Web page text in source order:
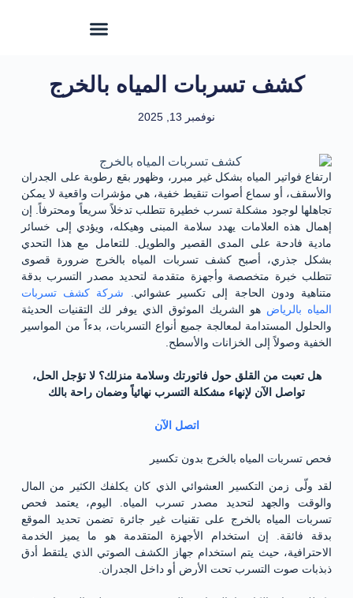
كشف تسربات المياه بالخرج
نوفمبر 13, 2025
ارتفاع فواتير المياه بشكل غير مبرر، وظهور بقع رطوبة على الجدران
والأسقف، أو سماع أصوات تنقيط خفية، هي مؤشرات واقعية لا يمكن
تجاهلها لوجود مشكلة تسرب خطيرة تتطلب تدخلاً سريعاً ومحترفاً. إن
إهمال هذه العلامات يهدد سلامة المبنى وهيكله، ويؤدي إلى خسائر
مادية فادحة على المدى القصير والطويل. للتعامل مع هذا التحدي
بشكل جذري، أصبح كشف تسربات المياه بالخرج ضرورة قصوى
تتطلب خبرة متخصصة وأجهزة متقدمة لتحديد مصدر التسرب بدقة
متناهية ودون الحاجة إلى تكسير عشوائي. شركة كشف تسربات
المياه بالرياض هو الشريك الموثوق الذي يوفر لك التقنيات الحديثة
والحلول المستدامة لمعالجة جميع أنواع التسربات، بدءاً من المواسير
الخفية وصولاً إلى الخزانات والأسطح.
هل تعبت من القلق حول فاتورتك وسلامة منزلك؟ لا تؤجل الحل،
تواصل الآن لإنهاء مشكلة التسرب نهائياً وضمان راحة بالك
اتصل الآن
فحص تسربات المياه بالخرج بدون تكسير
لقد ولّى زمن التكسير العشوائي الذي كان يكلفك الكثير من المال
والوقت والجهد لتحديد مصدر تسرب المياه. اليوم، يعتمد فحص
تسربات المياه بالخرج على تقنيات غير جائرة تضمن تحديد الموقع
بدقة فائقة. إن استخدام الأجهزة المتقدمة هو ما يميز الخدمة
الاحترافية، حيث يتم استخدام جهاز الكشف الصوتي الذي يلتقط أدق
ذبذبات صوت التسرب تحت الأرض أو داخل الجدران.